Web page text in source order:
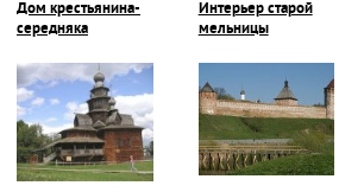
Дом крестьянина-
середняка
Интерьер старой
мельницы